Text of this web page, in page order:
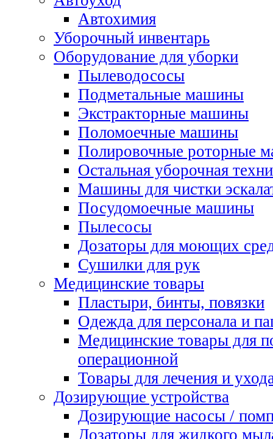
Автохимия
Уборочный инвентарь
Оборудование для уборки
Пылеводососы
Подметальные машины
Экстракторные машины
Поломоечные машины
Полировочные роторные
Остальная уборочная
Машины для чистки
Посудомоечные машины
Пылесосы
Дозаторы для моющих
Сушилки для рук
Медицинские товары
Пластыри, бинты, повязки
Одежда для персонала и
Медицинские товары для
операционной
Товары для лечения и
Дозирующие устройства
Дозирующие насосы /
Дозаторы для жидкого